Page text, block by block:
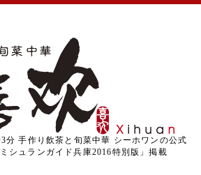
分 手作り飲茶と旬菜中華 シーホワンの公式
シュランガイド兵庫2016特別版」掲載